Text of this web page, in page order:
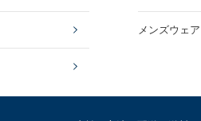
メンズウェア